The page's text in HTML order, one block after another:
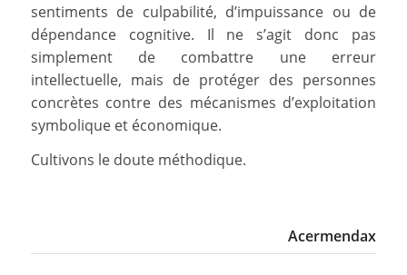
sentiments de culpabilité, d’impuissance ou de
dépendance cognitive. Il ne s’agit donc pas
simplement de combattre une erreur
intellectuelle, mais de protéger des personnes
concrètes contre des mécanismes d’exploitation
symbolique et économique.
Cultivons le doute méthodique.
Acermendax